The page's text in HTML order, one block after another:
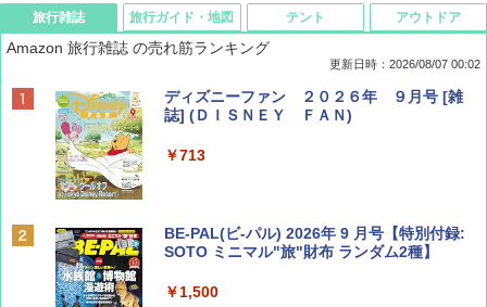
旅行雑誌
Amazon 旅行雑誌 の売れ筋ランキング
更新日時：2026/08/07 00:02
ディズニーファン ２０２６年 ９月号 [雑
誌] (ＤＩＳＮＥＹ ＦＡＮ)
￥713
BE-PAL(ビ-パル) 2026年 9 月号【特別付録:
SOTO ミニマル"旅"財布 ランダム2種】
￥1,500
旅行ガイド・地図 テント アウトドア